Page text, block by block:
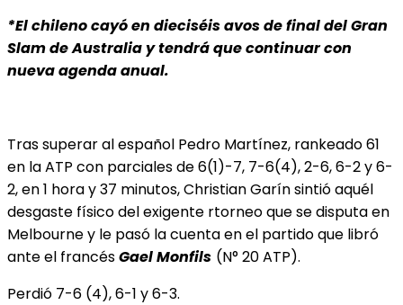
*El chileno cayó en dieciséis avos de final del Gran
Slam de Australia y tendrá que continuar con
nueva agenda anual.
Tras superar al español Pedro Martínez, rankeado 61
en la ATP con parciales de 6(1)-7, 7-6(4), 2-6, 6-2 y 6-
2, en 1 hora y 37 minutos, Christian Garín sintió aquél
desgaste físico del exigente rtorneo que se disputa en
Melbourne y le pasó la cuenta en el partido que libró
ante el francésGael Monfils (N° 20 ATP).
Perdió 7-6 (4), 6-1 y 6-3.